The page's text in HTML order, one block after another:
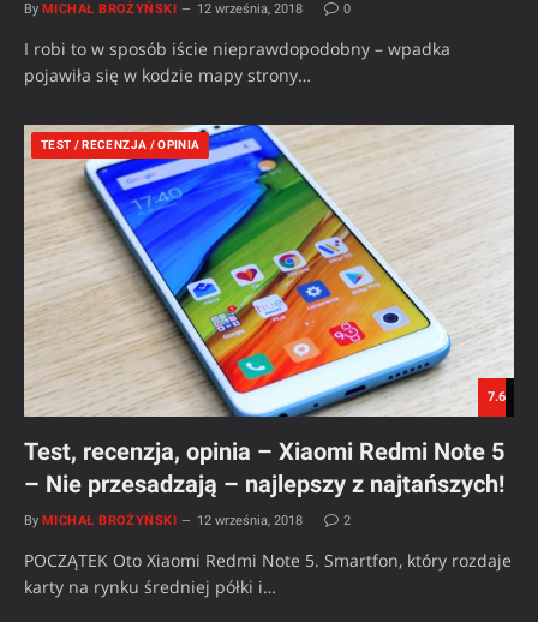
By MICHAŁ BROŻYŃSKI 12 września, 2018 0
I robi to w sposób iście nieprawdopodobny – wpadka
pojawiła się w kodzie mapy strony…
7.6
TEST / RECENZJA / OPINIA
Test, recenzja, opinia – Xiaomi Redmi Note 5
– Nie przesadzają – najlepszy z najtańszych!
By MICHAŁ BROŻYŃSKI 12 września, 2018 2
POCZĄTEK Oto Xiaomi Redmi Note 5. Smartfon, który rozdaje
karty na rynku średniej półki i…